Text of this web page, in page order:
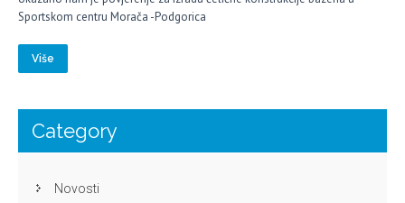
Sportskom centru Morača -Podgorica
Više
Category
Novosti